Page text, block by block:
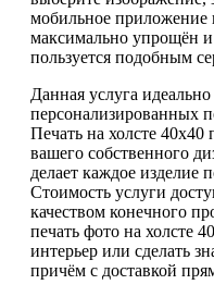
мобильное приложение
максимально упрощён и
пользуется подобным
Данная услуга
персонализированных
Печать на холсте 40х40
вашего собственного
делает каждое изделие
Стоимость услуги
качеством конечного
печать фото на холсте
интерьер или сделать
причём с доставкой